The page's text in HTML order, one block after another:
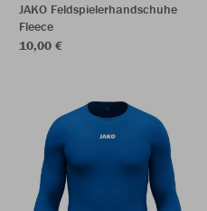
JAKO Feldspielerhandschuhe
Fleece
10,00 €